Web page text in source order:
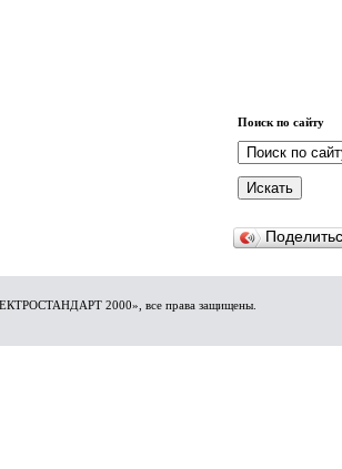
Поиск по сайту
2000», все права защищены.